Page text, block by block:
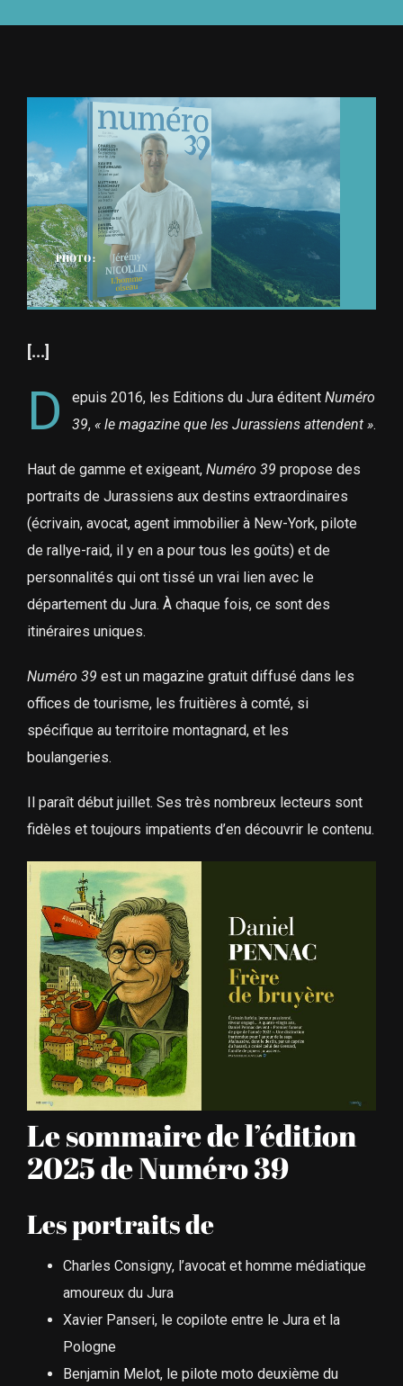
OÙ TROUVER NUMÉRO 39
LIRE NUMÉRO 39
PHOTO :
[...]
D epuis 2016, les Editions du Jura éditent Numéro
39, « le magazine que les Jurassiens attendent ».
Haut de gamme et exigeant, Numéro 39 propose des
portraits de Jurassiens aux destins extraordinaires
(écrivain, avocat, agent immobilier à New-York, pilote
de rallye-raid, il y en a pour tous les goûts) et de
personnalités qui ont tissé un vrai lien avec le
département du Jura. À chaque fois, ce sont des
itinéraires uniques.
Numéro 39 est un magazine gratuit diffusé dans les
offices de tourisme, les fruitières à comté, si
spécifique au territoire montagnard, et les
boulangeries.
Il paraît début juillet. Ses très nombreux lecteurs sont
fidèles et toujours impatients d’en découvrir le contenu.
Le sommaire de l’édition
2025 de Numéro 39
Les portraits de
Charles Consigny, l’avocat et homme médiatique
amoureux du Jura
Xavier Panseri, le copilote entre le Jura et la
Pologne
Benjamin Melot, le pilote moto deuxième du